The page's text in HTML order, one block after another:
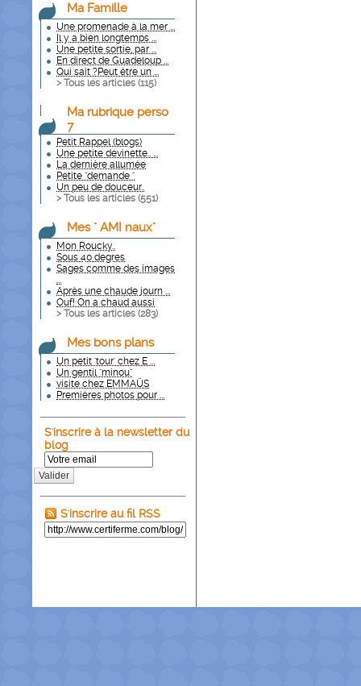
Ma Famille
Une promenade à la mer ...
Il y a bien longtemps ...
Une petite sortie, par ...
En direct de Guadeloup ...
Qui sait ?Peut être un ...
> Tous les articles (115)
Ma rubrique perso
7
Petit Rappel (blogs)
Une petite devinette.. ...
La dernière allumée
Petite "demande "
Un peu de douceur..
> Tous les articles (551)
Mes " AMI naux"
Mon Roucky..
Sous 40 degres
Sages comme des images
...
Après une chaude journ ...
Ouf! On a chaud aussi
> Tous les articles (283)
Mes bons plans
Un petit 'tour' chez E ...
Un gentil "minou"
visite chez EMMAÜS
Premières photos pour ...
S'inscrire à la newsletter du
blog
Valider
S'inscrire au fil RSS